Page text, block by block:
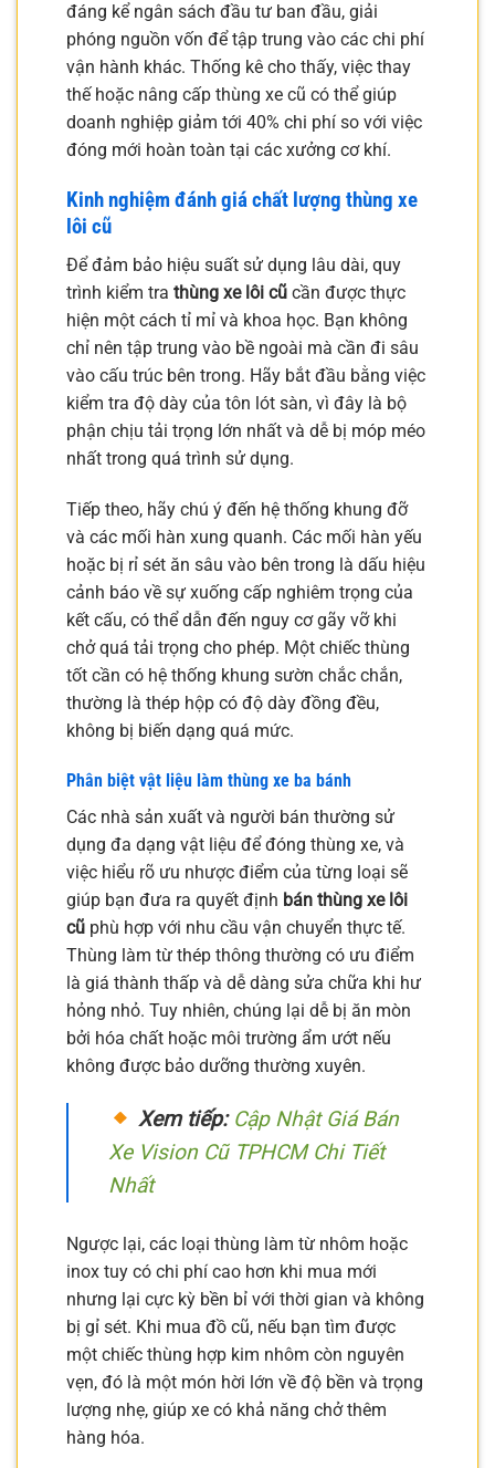
đáng kể ngân sách đầu tư ban đầu, giải
phóng nguồn vốn để tập trung vào các chi phí
vận hành khác. Thống kê cho thấy, việc thay
thế hoặc nâng cấp thùng xe cũ có thể giúp
doanh nghiệp giảm tới 40% chi phí so với việc
đóng mới hoàn toàn tại các xưởng cơ khí.
Kinh nghiệm đánh giá chất lượng thùng xe
lôi cũ
Để đảm bảo hiệu suất sử dụng lâu dài, quy
trình kiểm tra thùng xe lôi cũ cần được thực
hiện một cách tỉ mỉ và khoa học. Bạn không
chỉ nên tập trung vào bề ngoài mà cần đi sâu
vào cấu trúc bên trong. Hãy bắt đầu bằng việc
kiểm tra độ dày của tôn lót sàn, vì đây là bộ
phận chịu tải trọng lớn nhất và dễ bị móp méo
nhất trong quá trình sử dụng.
Tiếp theo, hãy chú ý đến hệ thống khung đỡ
và các mối hàn xung quanh. Các mối hàn yếu
hoặc bị rỉ sét ăn sâu vào bên trong là dấu hiệu
cảnh báo về sự xuống cấp nghiêm trọng của
kết cấu, có thể dẫn đến nguy cơ gãy vỡ khi
chở quá tải trọng cho phép. Một chiếc thùng
tốt cần có hệ thống khung sườn chắc chắn,
thường là thép hộp có độ dày đồng đều,
không bị biến dạng quá mức.
Phân biệt vật liệu làm thùng xe ba bánh
Các nhà sản xuất và người bán thường sử
dụng đa dạng vật liệu để đóng thùng xe, và
việc hiểu rõ ưu nhược điểm của từng loại sẽ
giúp bạn đưa ra quyết định bán thùng xe lôi
cũ phù hợp với nhu cầu vận chuyển thực tế.
Thùng làm từ thép thông thường có ưu điểm
là giá thành thấp và dễ dàng sửa chữa khi hư
hỏng nhỏ. Tuy nhiên, chúng lại dễ bị ăn mòn
bởi hóa chất hoặc môi trường ẩm ướt nếu
không được bảo dưỡng thường xuyên.
Xem tiếp: Cập Nhật Giá Bán
Xe Vision Cũ TPHCM Chi Tiết
Nhất
Ngược lại, các loại thùng làm từ nhôm hoặc
inox tuy có chi phí cao hơn khi mua mới
nhưng lại cực kỳ bền bỉ với thời gian và không
bị gỉ sét. Khi mua đồ cũ, nếu bạn tìm được
một chiếc thùng hợp kim nhôm còn nguyên
vẹn, đó là một món hời lớn về độ bền và trọng
lượng nhẹ, giúp xe có khả năng chở thêm
hàng hóa.